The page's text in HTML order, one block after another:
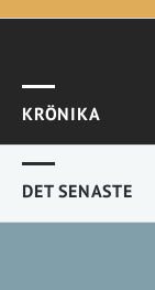
KRÖNIKA
DET SENASTE